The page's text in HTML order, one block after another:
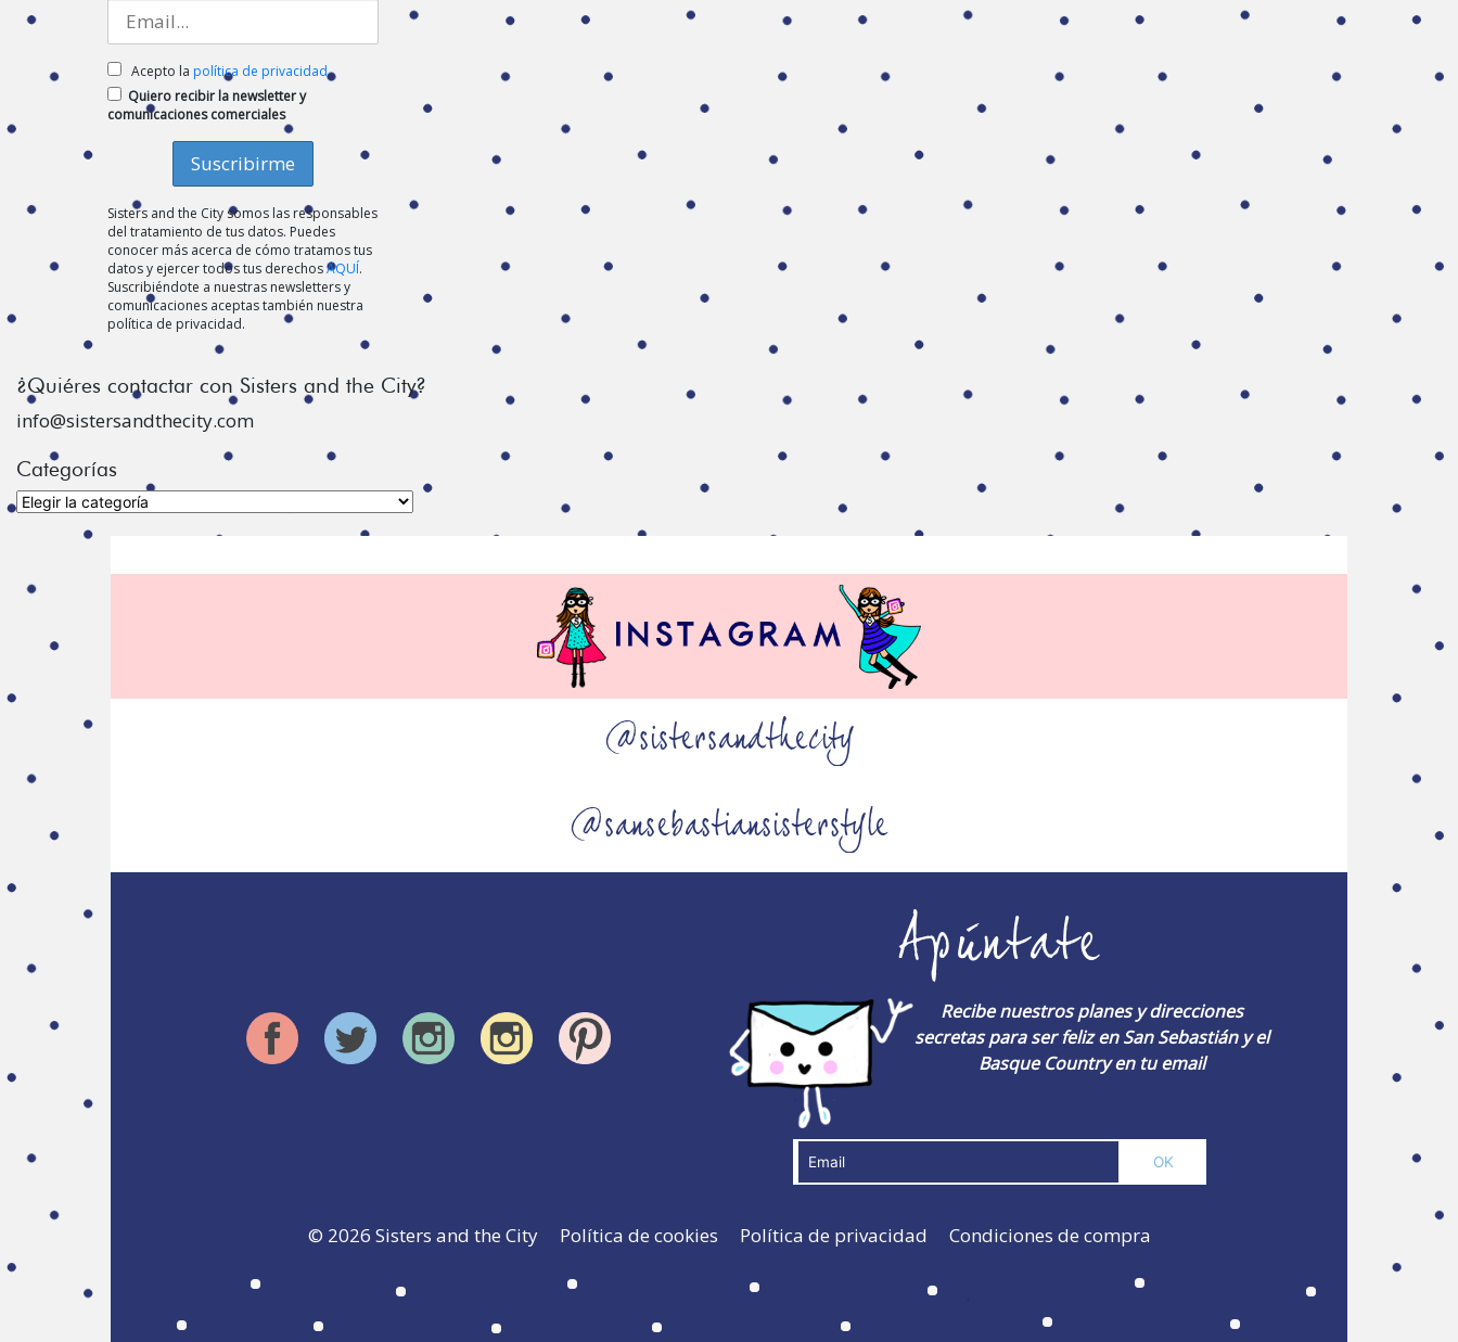
Acepto la política de privacidad
Quiero recibir la newsletter y
comunicaciones comerciales
Sisters and the City somos las responsables
del tratamiento de tus datos. Puedes
conocer más acerca de cómo tratamos tus
datos y ejercer todos tus derechosAQUÍ.
Suscribiéndote a nuestras newsletters y
comunicaciones aceptas también nuestra
política de privacidad.
¿Quiéres contactar con Sisters and the City?
info@sistersandthecity.com
Categorías
Categorías
@sistersandthecity
@sansebastiansisterstyle
Apúntate
Recibe nuestros planes y direcciones
secretas para ser feliz en San Sebastián y el
Basque Country en tu email
© 2026 Sisters and the City Política de cookies Política de privacidad Condiciones de compra